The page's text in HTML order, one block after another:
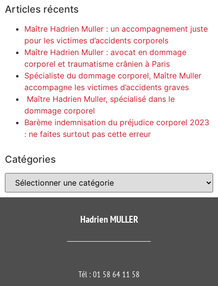
Articles récents
Maître Hadrien Muller : un accompagnement juste
pour les victimes d’accidents corporels
Maître Hadrien Muller : avocat en dommage
corporel et traumatisme crânien à Paris
Spécialiste du dommage corporel, Maître Muller
accompagne les victimes d’accidents graves
Maître Hadrien Muller, spécialisé dans le
dommage corporel
Barème indemnisation du préjudice corporel 2023
: ne faites surtout pas cette erreur
Catégories
Hadrien MULLER​
Tél : 01 58 64 11 58